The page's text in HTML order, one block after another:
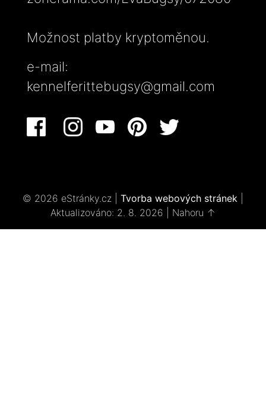
Možnost platby kryptoměnou.
e-mail:
kennelferittebugsy@gmail.com
© 2026 eStránky.cz Tvorba webových stránek
Aktualizováno: 2. 8. 2026
Nahoru ↑